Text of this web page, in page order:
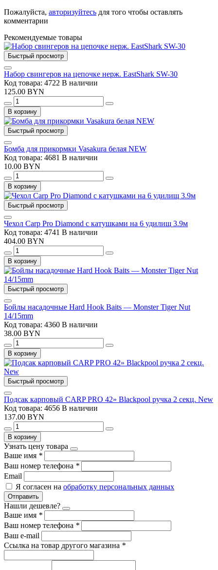
Пожалуйста, авторизуйтесь для того чтобы оставлять
комментарии
Рекомендуемые товары
Быстрый просмотр
Набор свингеров на цепочке нерж. EastShark SW-30
Код товара: 4722 В наличии
125.00 BYN
В корзину
Быстрый просмотр
Бомба для прикормки Vasakura белая NEW
Код товара: 4681 В наличии
10.00 BYN
В корзину
Быстрый просмотр
Чехол Carp Pro Diamond с катушками на 6 удилищ 3.9м
Код товара: 4741 В наличии
404.00 BYN
В корзину
Быстрый просмотр
Бойлы насадочные Hard Hook Baits — Monster Tiger Nut
14/15mm
Код товара: 4360 В наличии
38.00 BYN
В корзину
Быстрый просмотр
Подсак карповый CARP PRO 42» Blackpool ручка 2 секц. New
Код товара: 4656 В наличии
137.00 BYN
В корзину
Узнать цену товара
Ваше имя *
Ваш номер телефона *
Email
Я согласен на обработку персональных данных
Отправить
Нашли дешевле?
Ваше имя *
Ваш номер телефона *
Ваш e-mail
Ссылка на товар другого магазина *